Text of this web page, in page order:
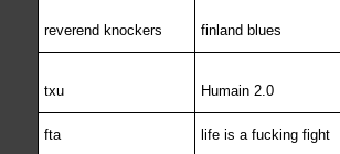
reverend knockers finland blues
txu Humain 2.0
fta life is a fucking fight